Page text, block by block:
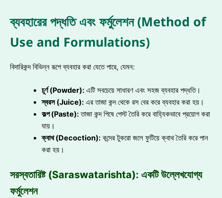
ব্যবহারের পদ্ধতি এবং ফর্মুলেশন (Method of
Use and Formulations)
বিদারিকন্দ বিভিন্ন রূপে ব্যবহার করা যেতে পারে, যেমন:
চূর্ণ (Powder):এটি সবচেয়ে সাধারণ এবং সহজ ব্যবহার পদ্ধতি।
স্বরস (Juice):এর তাজা কন্দ থেকে রস বের করে ব্যবহার করা হয়।
কল্প (Paste):তাজা কন্দ পিষে পেস্ট তৈরি করে বাহ্যিকভাবে প্রয়োগ করা
যায়।
ক্বাথ (Decoction):কন্দের টুকরো জলে ফুটিয়ে ক্বাথ তৈরি করে পান
করা হয়।
সরস্বতারিষ্ট (Saraswatarishta): একটি উল্লেখযোগ্য
ফর্মুলেশন